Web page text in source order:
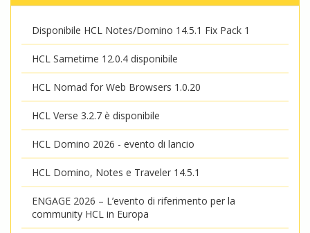
Disponibile HCL Notes/Domino 14.5.1 Fix Pack 1
HCL Sametime 12.0.4 disponibile
HCL Nomad for Web Browsers 1.0.20
HCL Verse 3.2.7 è disponibile
HCL Domino 2026 - evento di lancio
HCL Domino, Notes e Traveler 14.5.1
ENGAGE 2026 – L’evento di riferimento per la
community HCL in Europa